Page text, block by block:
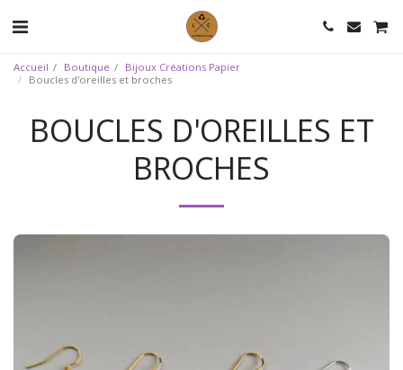
Accueil Boutique
Bijoux Créations Papier
Boucles d'oreilles et broches
BOUCLES D'OREILLES ET
BROCHES